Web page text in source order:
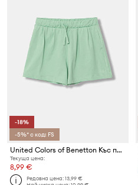
-18%
-5%* с код: FS
United Colors of Benetton Къс панталон тип анцуг за деца от памук
Текуща цена:
8,99 €
Редовна цена:13,99 €